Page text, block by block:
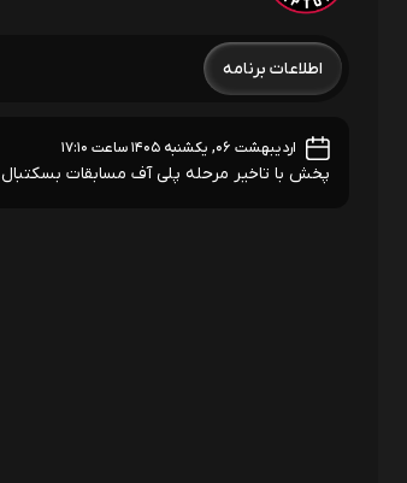
اطلاعات برنامه
اردیبهشت ۰۶, یکشنبه ۱۴۰۵ ساعت ۱۷:۱۰
پخش با تاخیر مرحله پلی آف مسابقات بسکتبال NBA 2025-26